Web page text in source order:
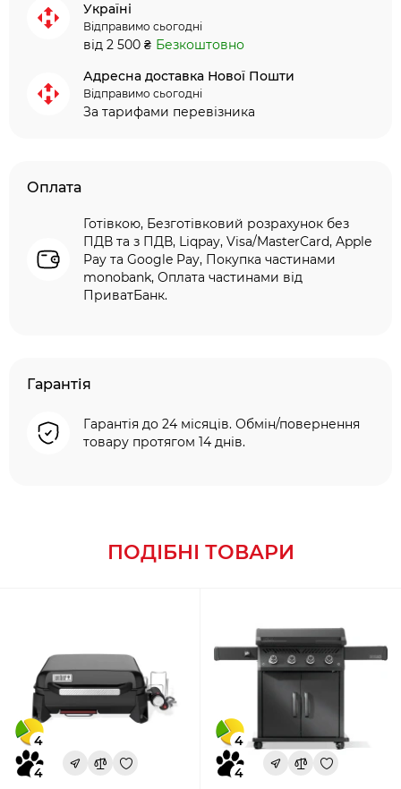
Україні
Відправимо сьогодні
від 2 500 ₴ Безкоштовно
Адресна доставка Нової Пошти
Відправимо сьогодні
За тарифами перевізника
Оплата
Готівкою, Безготівковий розрахунок без
ПДВ та з ПДВ, Liqpay, Visa/MasterCard, Apple
Pay та Google Pay, Покупка частинами
monobank, Оплата частинами від
ПриватБанк.
Гарантія
Гарантія до 24 місяців. Обмін/повернення
товару протягом 14 днів.
ПОДІБНІ ТОВАРИ
4
4
4
4